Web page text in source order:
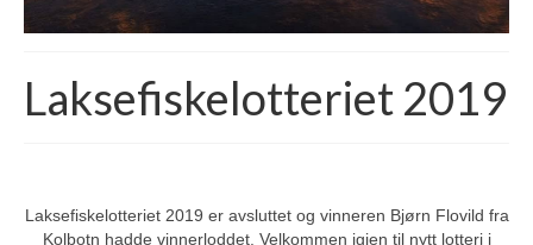
Medlemskap
Medlemside
Laksefiskelotteriet 2019
Laksefiskelotteriet 2019 er avsluttet og vinneren Bjørn Flovild fra
Kolbotn hadde vinnerloddet. Velkommen igjen til nytt lotteri i